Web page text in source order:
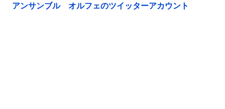
アンサンブル オルフェのツイッターアカウント